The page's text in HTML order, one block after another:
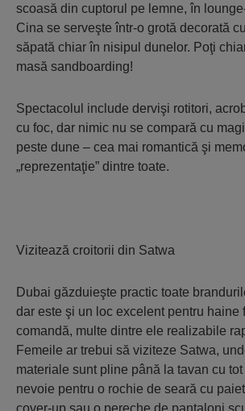
scoasă din cuptorul pe lemne, în
Cina se serveşte într-o grotă decorată
săpată chiar în nisipul dunelor. Poţi
masă sandboarding!
Spectacolul include dervişi rotitori,
cu foc, dar nimic nu se compară cu
peste dune – cea mai romantică şi
„reprezentaţie” dintre toate.
Vizitează croitorii din Satwa
Dubai găzduieşte practic toate
dar este şi un loc excelent pentru haine
comandă, multe dintre ele realizabile
Femeile ar trebui să viziteze Satwa,
materiale sunt pline până la tavan cu
nevoie pentru o rochie de seară cu
cover-up sau o pereche de pantaloni